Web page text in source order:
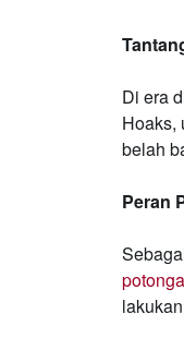
Di era
Hoaks,
belah
Peran